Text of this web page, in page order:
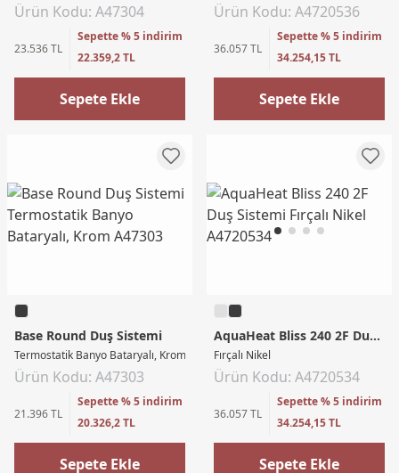
Ürün Kodu: A47304
23.536 TL
Sepette % 5 indirim
22.359,2 TL
Sepete Ekle
Ürün Kodu: A4720536
36.057 TL
Sepette % 5 indirim
34.254,15 TL
Sepete Ekle
Base Round Duş Sistemi
Termostatik Banyo Bataryalı, Krom
Ürün Kodu: A47303
21.396 TL
Sepette % 5 indirim
20.326,2 TL
Sepete Ekle
AquaHeat Bliss 240 2F Duş Sistemi
Fırçalı Nikel
Ürün Kodu: A4720534
36.057 TL
Sepette % 5 indirim
34.254,15 TL
Sepete Ekle